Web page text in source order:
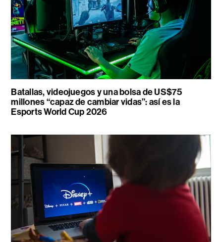
Batallas, videojuegos y una bolsa de US$75
millones “capaz de cambiar vidas”: así es la
Esports World Cup 2026